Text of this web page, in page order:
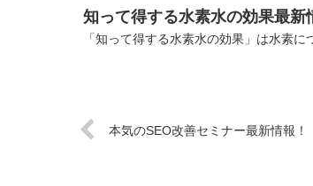
知って得する水素水の効果最新
「知って得する水素水の効果」は水素
本気のSEO改善セミナー最新情報！